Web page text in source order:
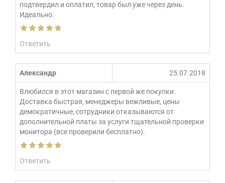
подтвердил и оплатил, товар был уже через день.
Идеально.
Ответить
Александр 25.07.2018
Влюбился в этот магазин с первой же покупки.
Доставка быстрая, менеджеры вежливые, цены
демократичные, сотрудники отказываются от
дополнительной платы за услуги тщательной проверки
монитора (все проверили бесплатно).
Ответить